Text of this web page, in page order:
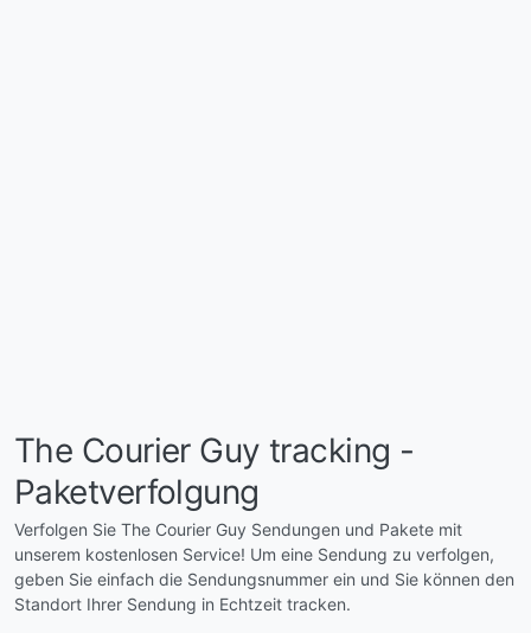
The Courier Guy tracking -
Paketverfolgung
Verfolgen Sie The Courier Guy Sendungen und Pakete mit
unserem kostenlosen Service! Um eine Sendung zu verfolgen,
geben Sie einfach die Sendungsnummer ein und Sie können den
Standort Ihrer Sendung in Echtzeit tracken.